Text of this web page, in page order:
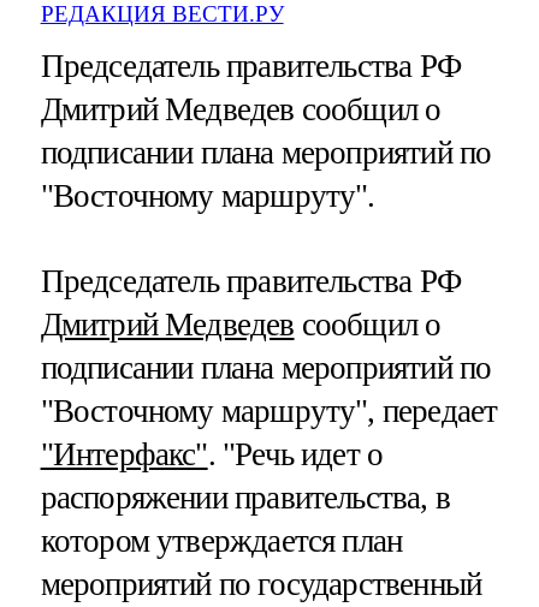
РЕДАКЦИЯ ВЕСТИ.РУ
Председатель правительства РФ
Дмитрий Медведев сообщил о
подписании плана мероприятий по
"Восточному маршруту".
Председатель правительства РФ
Дмитрий Медведев сообщил о
подписании плана мероприятий по
"Восточному маршруту", передает
"Интерфакс". "Речь идет о
распоряжении правительства, в
котором утверждается план
мероприятий по государственный